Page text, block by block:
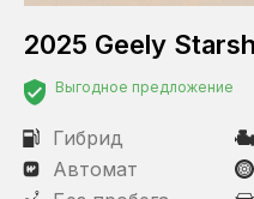
2025 Geely
Выгодное предложение
Гибрид
Автомат